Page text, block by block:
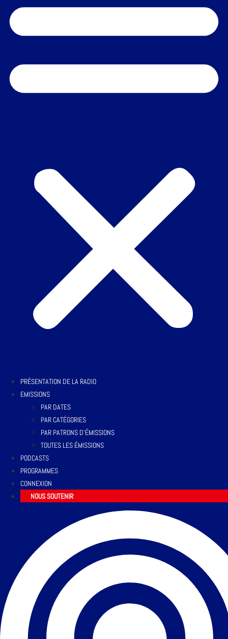
PRÉSENTATION DE LA RADIO
EMISSIONS
PAR DATES
PAR CATÉGORIES
PAR PATRONS D’ÉMISSIONS
TOUTES LES ÉMISSIONS
PODCASTS
PROGRAMMES
CONNEXION
NOUS SOUTENIR